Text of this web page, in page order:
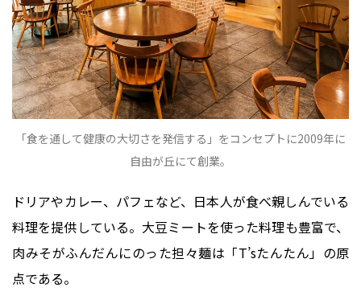
「食を通して健康の大切さを発信する」をコンセプトに2009年に
自由が丘にて創業。
ドリアやカレー、パフェなど、日本人が食べ親しんでいる
料理を提供している。大豆ミートを使った料理も豊富で、
肉みそがふんだんにのった担々麺は「T’sたんたん」の原
点である。